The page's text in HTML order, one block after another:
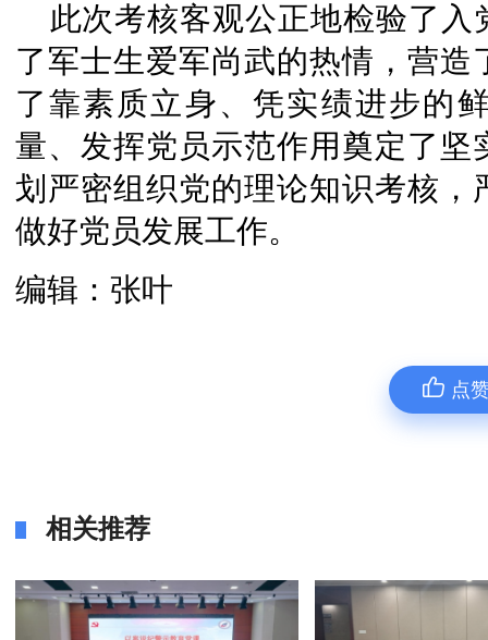
此次考核客观公正地检验了
了军士生爱军尚武的热情，营
了靠素质立身、凭实绩进步的
量、发挥党员示范作用奠定了
划严密组织党的理论知识考核
做好党员发展工作。
编辑：张叶
点
相关推荐